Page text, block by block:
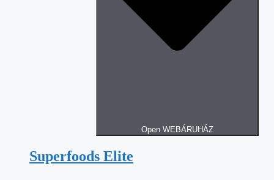
Open WEBÁRUHÁZ
Superfoods Elite